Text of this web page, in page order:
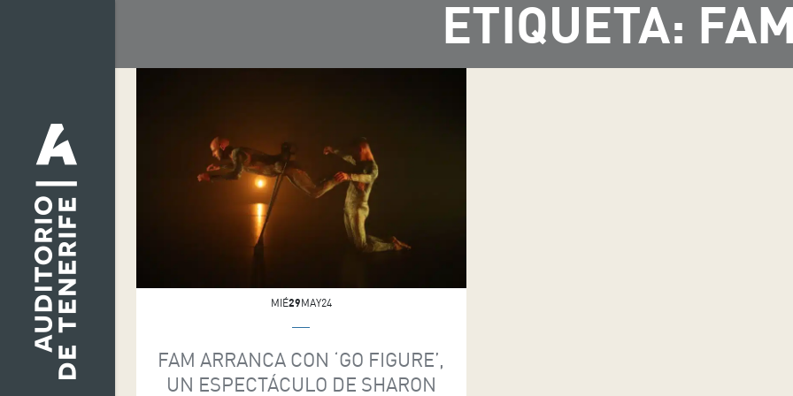
ETIQUETA:
MIÉ29MAY24
FAM ARRANCA CON ‘GO FIGURE’,
UN ESPECTÁCULO DE SHARON